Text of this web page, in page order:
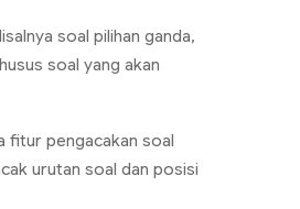
soal pilihan ganda,
soal yang akan
fitur pengacakan soal
urutan soal dan posisi